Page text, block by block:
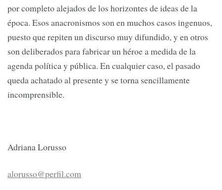
por completo alejados de los horizontes de ideas de la
época. Esos anacronismos son en muchos casos ingenuos,
puesto que repiten un discurso muy difundido, y en otros
son deliberados para fabricar un héroe a medida de la
agenda política y pública. En cualquier caso, el pasado
queda achatado al presente y se torna sencillamente
incomprensible.
Adriana Lorusso
alorusso@perfil.com